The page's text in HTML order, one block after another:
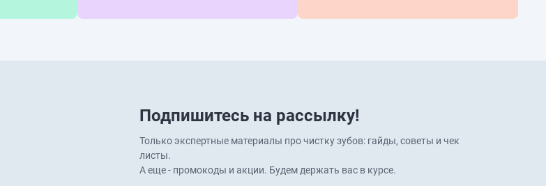
Подпишитесь на рассылку!
Только экспертные материалы про чистку зубов: гайды, советы и чек
листы.
А еще - промокоды и акции. Будем держать вас в курсе.